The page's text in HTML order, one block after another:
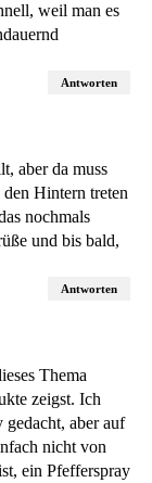
weil man es
aber da muss
Hintern treten
nochmals
und bis bald,
Antworten
Thema
zeigst. Ich
gedacht, aber auf
nicht von
ein Pfefferspray
Antworten